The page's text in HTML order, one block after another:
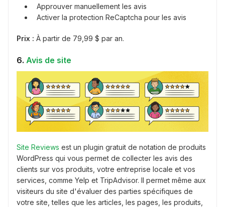
Approuver manuellement les avis
Activer la protection ReCaptcha pour les avis
Prix : À partir de 79,99 $ par an.
6. Avis de site
Site Reviews est un plugin gratuit de notation de produits
WordPress qui vous permet de collecter les avis des
clients sur vos produits, votre entreprise locale et vos
services, comme Yelp et TripAdvisor. Il permet même aux
visiteurs du site d'évaluer des parties spécifiques de
votre site, telles que les articles, les pages, les produits,